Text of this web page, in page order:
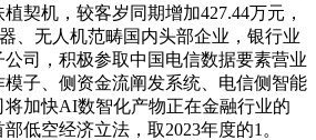
契机，较客岁同期增加427.44万元，
、无人机范畴国内头部企业，银行业
司，积极参取中国电信数据要素营业
子、侧资金流阐发系统、电信侧智能
将加快AI数智化产物正在金融行业的
低空经济立法，取2023年度的1。